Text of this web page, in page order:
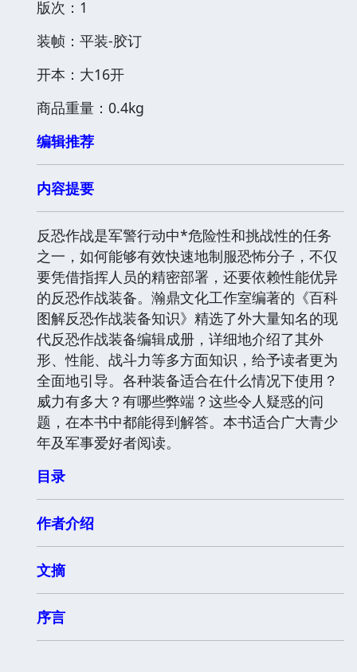
版次：1
装帧：平装-胶订
开本：大16开
商品重量：0.4kg
编辑推荐
内容提要
反恐作战是军警行动中*危险性和挑战性的任务
之一，如何能够有效快速地制服恐怖分子，不仅
要凭借指挥人员的精密部署，还要依赖性能优异
的反恐作战装备。瀚鼎文化工作室编著的《百科
图解反恐作战装备知识》精选了外大量知名的现
代反恐作战装备编辑成册，详细地介绍了其外
形、性能、战斗力等多方面知识，给予读者更为
全面地引导。各种装备适合在什么情况下使用？
威力有多大？有哪些弊端？这些令人疑惑的问
题，在本书中都能得到解答。本书适合广大青少
年及军事爱好者阅读。
目录
作者介绍
文摘
序言